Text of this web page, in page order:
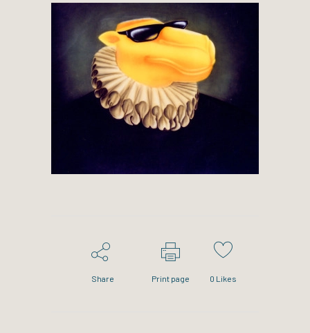
Share Print page 0 Likes